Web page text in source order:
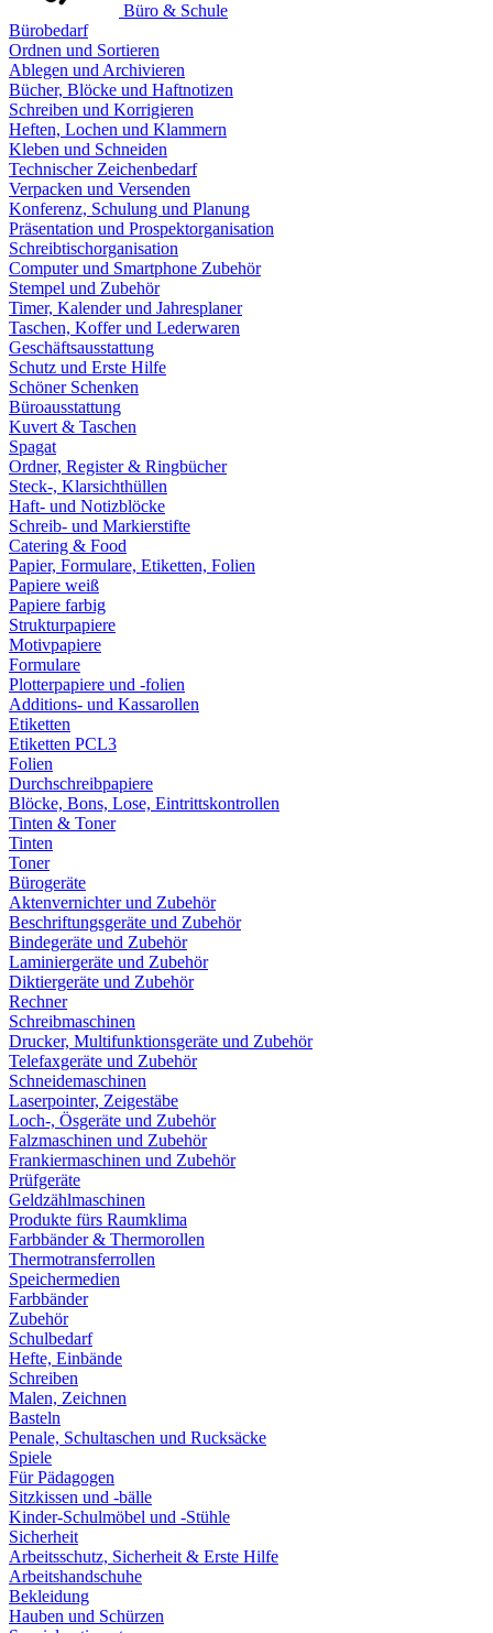
Büro & Schule
Bürobedarf
Ordnen und Sortieren
Ablegen und Archivieren
Bücher, Blöcke und Haftnotizen
Schreiben und Korrigieren
Heften, Lochen und Klammern
Kleben und Schneiden
Technischer Zeichenbedarf
Verpacken und Versenden
Konferenz, Schulung und Planung
Präsentation und Prospektorganisation
Schreibtischorganisation
Computer und Smartphone Zubehör
Stempel und Zubehör
Timer, Kalender und Jahresplaner
Taschen, Koffer und Lederwaren
Geschäftsausstattung
Schutz und Erste Hilfe
Schöner Schenken
Büroausstattung
Kuvert & Taschen
Spagat
Ordner, Register & Ringbücher
Steck-, Klarsichthüllen
Haft- und Notizblöcke
Schreib- und Markierstifte
Catering & Food
Papier, Formulare, Etiketten, Folien
Papiere weiß
Papiere farbig
Strukturpapiere
Motivpapiere
Formulare
Plotterpapiere und -folien
Additions- und Kassarollen
Etiketten
Etiketten PCL3
Folien
Durchschreibpapiere
Blöcke, Bons, Lose, Eintrittskontrollen
Tinten & Toner
Tinten
Toner
Bürogeräte
Aktenvernichter und Zubehör
Beschriftungsgeräte und Zubehör
Bindegeräte und Zubehör
Laminiergeräte und Zubehör
Diktiergeräte und Zubehör
Rechner
Schreibmaschinen
Drucker, Multifunktionsgeräte und Zubehör
Telefaxgeräte und Zubehör
Schneidemaschinen
Laserpointer, Zeigestäbe
Loch-, Ösgeräte und Zubehör
Falzmaschinen und Zubehör
Frankiermaschinen und Zubehör
Prüfgeräte
Geldzählmaschinen
Produkte fürs Raumklima
Farbbänder & Thermorollen
Thermotransferrollen
Speichermedien
Farbbänder
Zubehör
Schulbedarf
Hefte, Einbände
Schreiben
Malen, Zeichnen
Basteln
Penale, Schultaschen und Rucksäcke
Spiele
Für Pädagogen
Sitzkissen und -bälle
Kinder-Schulmöbel und -Stühle
Sicherheit
Arbeitsschutz, Sicherheit & Erste Hilfe
Arbeitshandschuhe
Bekleidung
Hauben und Schürzen